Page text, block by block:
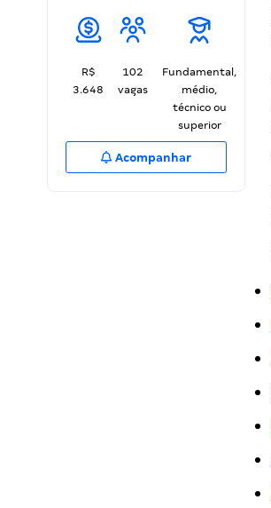
R$
3.648
102
vagas
Fundamental,
médio,
técnico ou
superior
Acompanhar